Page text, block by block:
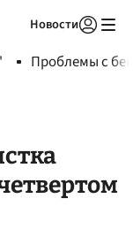
Новости
Проблемы с